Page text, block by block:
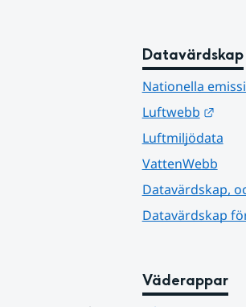
Datavärdskap
Nationella
Luftwebb
Länk
Luftmiljödata
VattenWebb
Datavärdskap,
Datavärdskap
Väderappar